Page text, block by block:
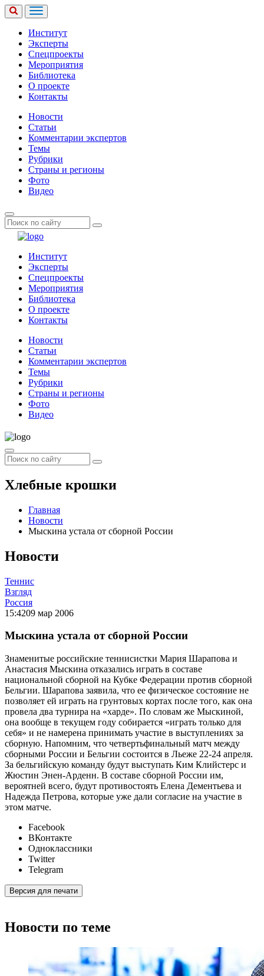
Институт
Эксперты
Спецпроекты
Мероприятия
Библиотека
О проекте
Контакты
Новости
Статьи
Комментарии экспертов
Темы
Рубрики
Страны и регионы
Фото
Видео
Институт
Эксперты
Спецпроекты
Мероприятия
Библиотека
О проекте
Контакты
Новости
Статьи
Комментарии экспертов
Темы
Рубрики
Страны и регионы
Фото
Видео
Хлебные крошки
Главная
Новости
Мыскина устала от сборной России
Новости
Теннис
Взгляд
Россия
15:4209 мар 2006
Мыскина устала от сборной России
Знаменитые российские теннисистки Мария Шарапова и
Анастасия Мыскина отказались играть в составе
национальной сборной на Кубке Федерации против сборной
Бельгии. Шарапова заявила, что ее физическое состояние не
позволяет ей играть на грунтовых кортах после того, как она
провела два турнира на «харде». По словам же Мыскиной,
она вообще в текущем году собирается «играть только для
себя» и не намерена принимать участие в выступлениях за
сборную. Напомним, что четвертьфинальный матч между
сборными России и Бельгии состоится в Льеже 22-24 апреля.
За бельгийскую команду будут выступать Ким Клийстерс и
Жюстин Энен-Арденн. В составе сборной России им,
вероятней всего, будут противостоять Елена Дементьева и
Надежда Петрова, которые уже дали согласие на участие в
этом матче.
Facebook
ВКонтакте
Одноклассники
Twitter
Telegram
Версия для печати
Новости по теме